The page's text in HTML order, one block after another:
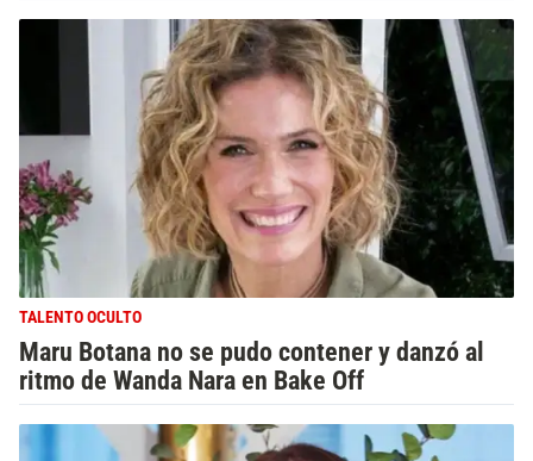
TALENTO OCULTO
Maru Botana no se pudo contener y danzó al
ritmo de Wanda Nara en Bake Off